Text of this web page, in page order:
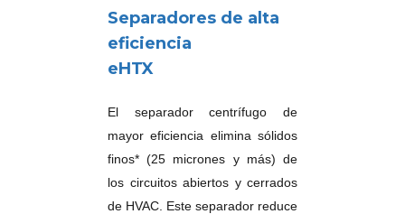
Separadores de alta
eficiencia
eHTX
El separador centrífugo de
mayor eficiencia elimina sólidos
finos* (25 micrones y más) de
los circuitos abiertos y cerrados
de HVAC. Este separador reduce